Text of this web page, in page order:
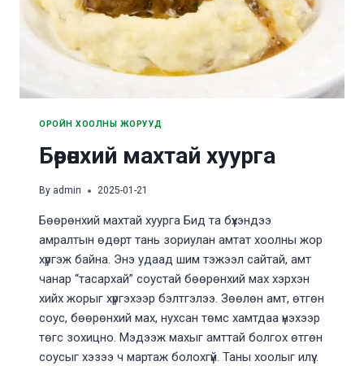
ОРОЙН ХООЛНЫ ЖОРУУД
Бөөрөнхий махтай хуурга
By admin 2025-01-21
Бөөрөнхий махтай хуурга Бид та бүхэндээ
амралтын өдөрт тань зориулан амтат хоолны жор
хүргэж байна. Энэ удаад шим тэжээл сайтай, амт
чанар “тасархай” соустай бөөрөнхий мах хэрхэн
хийх жорыг хүргэхээр бэлтгэлээ. Зөөлөн амт, өтгөн
соус, бөөрөнхий мах, нухсан төмс хамтдаа үнэхээр
төгс зохицно. Мэдээж махыг амттай болгох өтгөн
соусыг хэзээ ч мартаж болохгүй. Таны хоолыг илүү…